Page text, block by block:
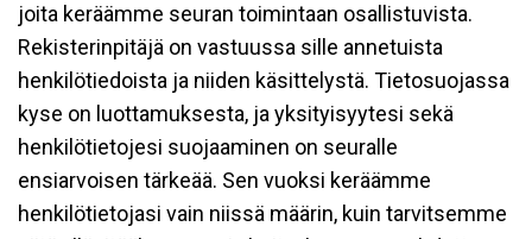
joita keräämme seuran toimintaan osallistuvista.
Rekisterinpitäjä on vastuussa sille annetuista
henkilötiedoista ja niiden käsittelystä. Tietosuojassa
kyse on luottamuksesta, ja yksityisyytesi sekä
henkilötietojesi suojaaminen on seuralle
ensiarvoisen tärkeää. Sen vuoksi keräämme
henkilötietojasi vain niissä määrin, kuin tarvitsemme